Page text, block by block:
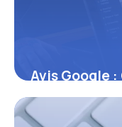
Avis Google
Réputation
7 juillet 2026